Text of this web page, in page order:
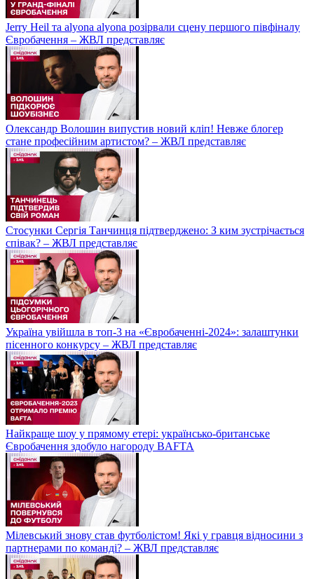
Jerry Heil та аlyona аlyona розірвали сцену першого півфіналу
Євробачення – ЖВЛ представляє
Олександр Волошин випустив новий кліп! Невже блогер
стане професійним артистом? – ЖВЛ представляє
Стосунки Сергія Танчинця підтверджено: З ким зустрічається
співак? – ЖВЛ представляє
Україна увійшла в топ-3 на «Євробаченні-2024»: залаштунки
пісенного конкурсу – ЖВЛ представляє
Найкраще шоу у прямому етері: українсько-британське
Євробачення здобуло нагороду BAFTA
Мілевський знову став футболістом! Які у гравця відносини з
партнерами по команді? – ЖВЛ представляє